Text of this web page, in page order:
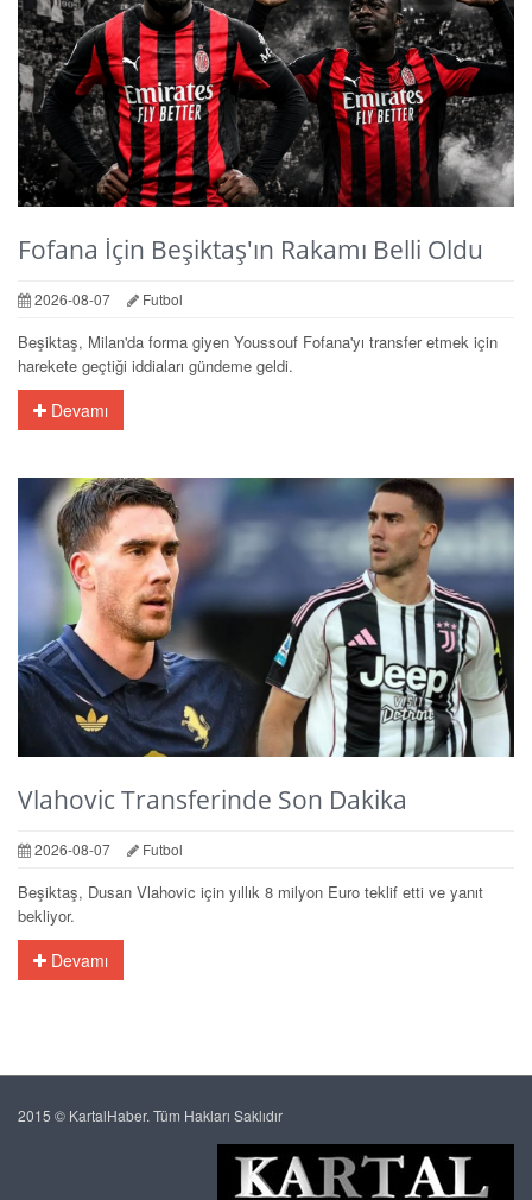
Fofana İçin Beşiktaş'ın Rakamı Belli Oldu
2026-08-07 Futbol
Beşiktaş, Milan'da forma giyen Youssouf Fofana'yı transfer etmek için
harekete geçtiği iddiaları gündeme geldi.
Devamı
Vlahovic Transferinde Son Dakika
2026-08-07 Futbol
Beşiktaş, Dusan Vlahovic için yıllık 8 milyon Euro teklif etti ve yanıt
bekliyor.
Devamı
2015 © KartalHaber. Tüm Hakları Saklıdır